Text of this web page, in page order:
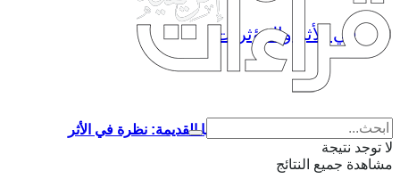
العلوم التطبيقية في إفريقيا القديمة: نظرة في الأثر
لا توجد نتيجة
مشاهدة جميع النتائج